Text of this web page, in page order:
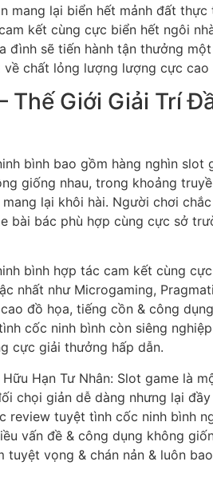
mang lại biển hết mảnh đất
kết cùng cực biển hết ngôi
đình sẽ tiến hành tận thưởng
chất lỏng lượng lượng cực cao
Thế Giới Giải Trí
bình bao gồm hàng nghìn slot
giống nhau, trong khoảng
lại khôi hài. Người chơi
bài bác phù hợp cùng cực sở
bình hợp tác cam kết cùng
nhất như Microgaming,
đồ họa, tiếng cồn & công
cốc ninh bình còn siêng
cực giải thưởng hấp dẫn.
Hữu Hạn Tư Nhân: Slot game là
chọi giản dễ dàng nhưng lại
review tuyệt tình cốc ninh bình
vấn đề & công dụng không
tuyệt vọng & chán nản & luôn